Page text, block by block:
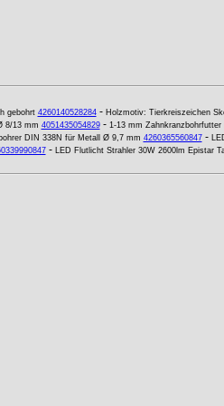
gebohrt 4260140528284- Holzmotiv: Tierkreiszeichen
8/13 mm 4051435054829- 1-13 mm
DIN 338N für Metall Ø 9,7 mm 4260365560847-
- LED Flutlicht Strahler 30W 2600lm Epistar